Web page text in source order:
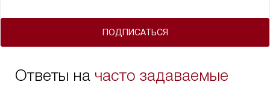
ПОДПИСАТЬСЯ
Ответы на часто задаваемые